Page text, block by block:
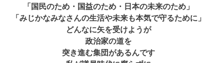
「国民のため・国益のため・日本の未来のため」
「みじかなみなさんの生活や未来も本気で守るために」
どんなに矢を受けようが
政治家の道を
突き進む集団があるんです